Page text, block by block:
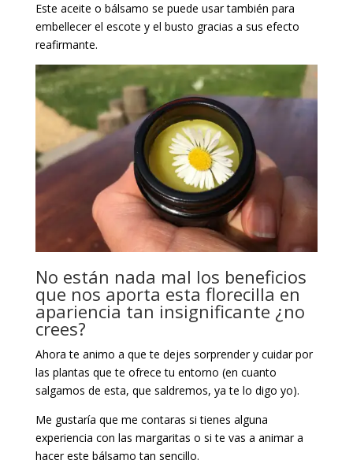
Este aceite o bálsamo se puede usar también para
embellecer el escote y el busto gracias a sus efecto
reafirmante.
No están nada mal los beneficios
que nos aporta esta florecilla en
apariencia tan insignificante ¿no
crees?
Ahora te animo a que te dejes sorprender y cuidar por
las plantas que te ofrece tu entorno (en cuanto
salgamos de esta, que saldremos, ya te lo digo yo).
Me gustaría que me contaras si tienes alguna
experiencia con las margaritas o si te vas a animar a
hacer este bálsamo tan sencillo.